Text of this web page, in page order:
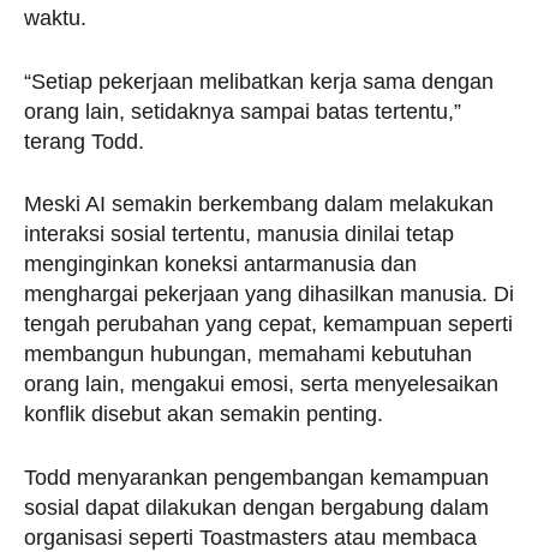
waktu.
“Setiap pekerjaan melibatkan kerja sama dengan
orang lain, setidaknya sampai batas tertentu,”
terang Todd.
Meski AI semakin berkembang dalam melakukan
interaksi sosial tertentu, manusia dinilai tetap
menginginkan koneksi antarmanusia dan
menghargai pekerjaan yang dihasilkan manusia. Di
tengah perubahan yang cepat, kemampuan seperti
membangun hubungan, memahami kebutuhan
orang lain, mengakui emosi, serta menyelesaikan
konflik disebut akan semakin penting.
Todd menyarankan pengembangan kemampuan
sosial dapat dilakukan dengan bergabung dalam
organisasi seperti Toastmasters atau membaca